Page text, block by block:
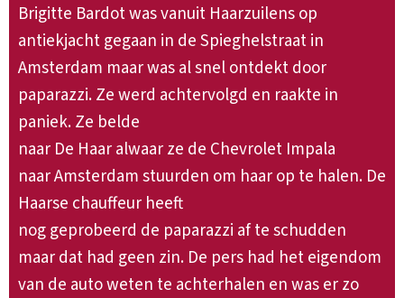
Brigitte Bardot was vanuit Haarzuilens op
antiekjacht gegaan in de Spieghelstraat in
Amsterdam maar was al snel ontdekt door
paparazzi. Ze werd achtervolgd en raakte in
paniek. Ze belde
naar De Haar alwaar ze de Chevrolet Impala
naar Amsterdam stuurden om haar op te halen. De
Haarse chauffeur heeft
nog geprobeerd de paparazzi af te schudden
maar dat had geen zin. De pers had het eigendom
van de auto weten te achterhalen en was er zo